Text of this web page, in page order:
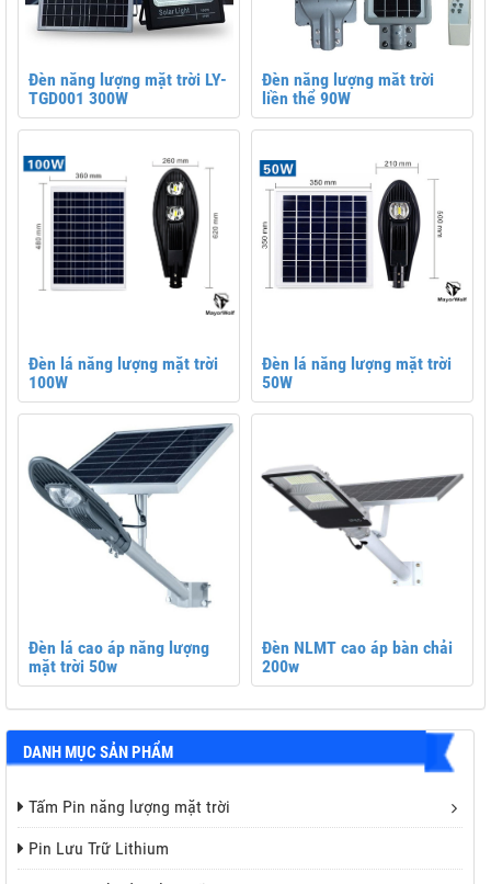
Đèn năng lượng mặt trời LY-
TGD001 300W
Đèn năng lượng măt trời
liền thể 90W
Đèn lá năng lượng mặt trời
100W
Đèn lá năng lượng mặt trời
50W
Đèn lá cao áp năng lượng
mặt trời 50w
Đèn NLMT cao áp bàn chải
200w
DANH MỤC SẢN PHẨM
Tấm Pin năng lượng mặt trời
Pin Lưu Trữ Lithium